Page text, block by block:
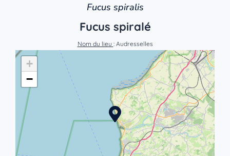
Fucus spiralis
Fucus spiralé
Nom du lieu : Audresselles
+
−